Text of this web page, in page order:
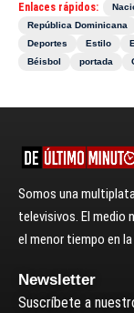
Enlaces rápidos:
República Dominicana
Deportes
Estilo
Béisbol
portada
Somos una
televisivos. El medio
el menor tiempo en
Newsletter
Suscríbete a